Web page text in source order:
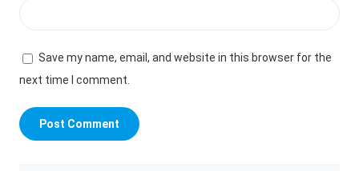
Save my name, email, and website in this browser for the
next time I comment.